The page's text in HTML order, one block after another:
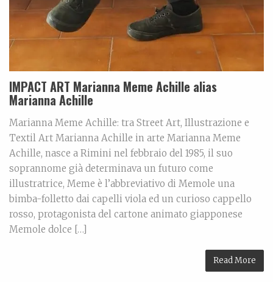
IMPACT ART Marianna Meme Achille alias
Marianna Achille
Marianna Meme Achille: tra Street Art, Illustrazione e
Textil Art Marianna Achille in arte Marianna Meme
Achille, nasce a Rimini nel febbraio del 1985, il suo
soprannome già determinava un futuro come
illustratrice, Meme è l’abbreviativo di Memole una
bimba-folletto dai capelli viola ed un curioso cappello
rosso, protagonista del cartone animato giapponese
Memole dolce […]
Read More